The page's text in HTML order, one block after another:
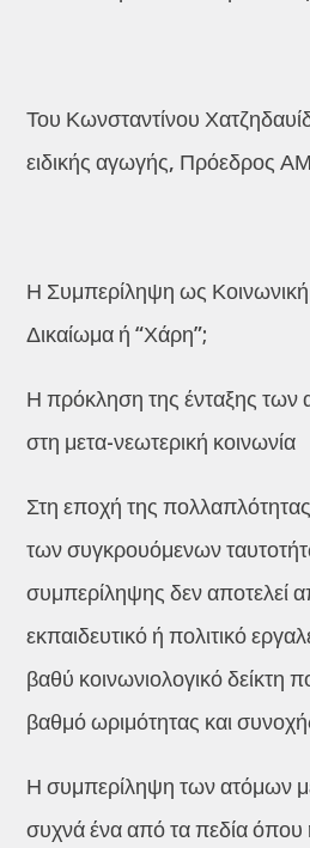
Του Κωνσταντίνου
ειδικής αγωγής, Πρόεδρος
Η Συμπερίληψη ως
Δικαίωμα ή “Χάρη”;
Η πρόκληση της ένταξης των
στη μετα-νεωτερική κοινωνία
Στη εποχή της
των συγκρουόμενων
συμπερίληψης δεν αποτελεί
εκπαιδευτικό ή πολιτικό
βαθύ κοινωνιολογικό δείκτη
βαθμό ωριμότητας και
Η συμπερίληψη των ατόμων
συχνά ένα από τα πεδία